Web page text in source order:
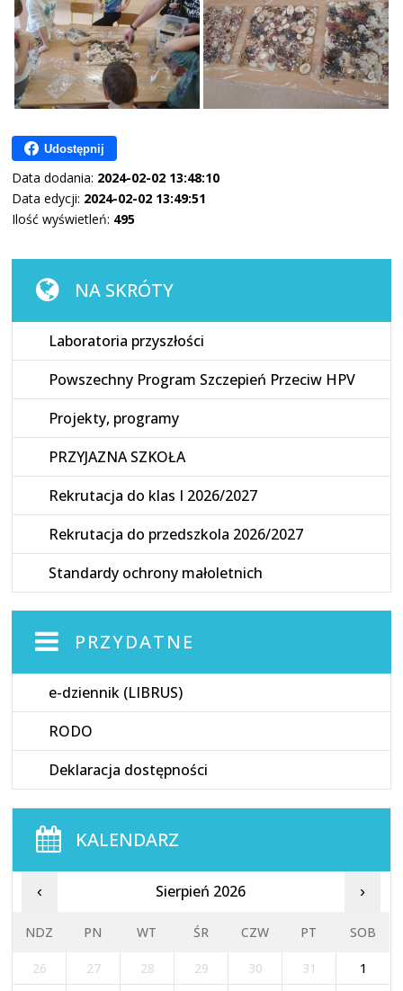
Udostępnij
Data dodania: 2024-02-02 13:48:10
Data edycji: 2024-02-02 13:49:51
Ilość wyświetleń: 495
NA SKRÓTY
Laboratoria przyszłości
Powszechny Program Szczepień Przeciw HPV
Projekty, programy
PRZYJAZNA SZKOŁA
Rekrutacja do klas I 2026/2027
Rekrutacja do przedszkola 2026/2027
Standardy ochrony małoletnich
PRZYDATNE
e-dziennik (LIBRUS)
RODO
Deklaracja dostępności
KALENDARZ
‹ Sierpień 2026 ›
NDZ PN WT ŚR CZW PT SOB
26 27 28 29 30 31
1